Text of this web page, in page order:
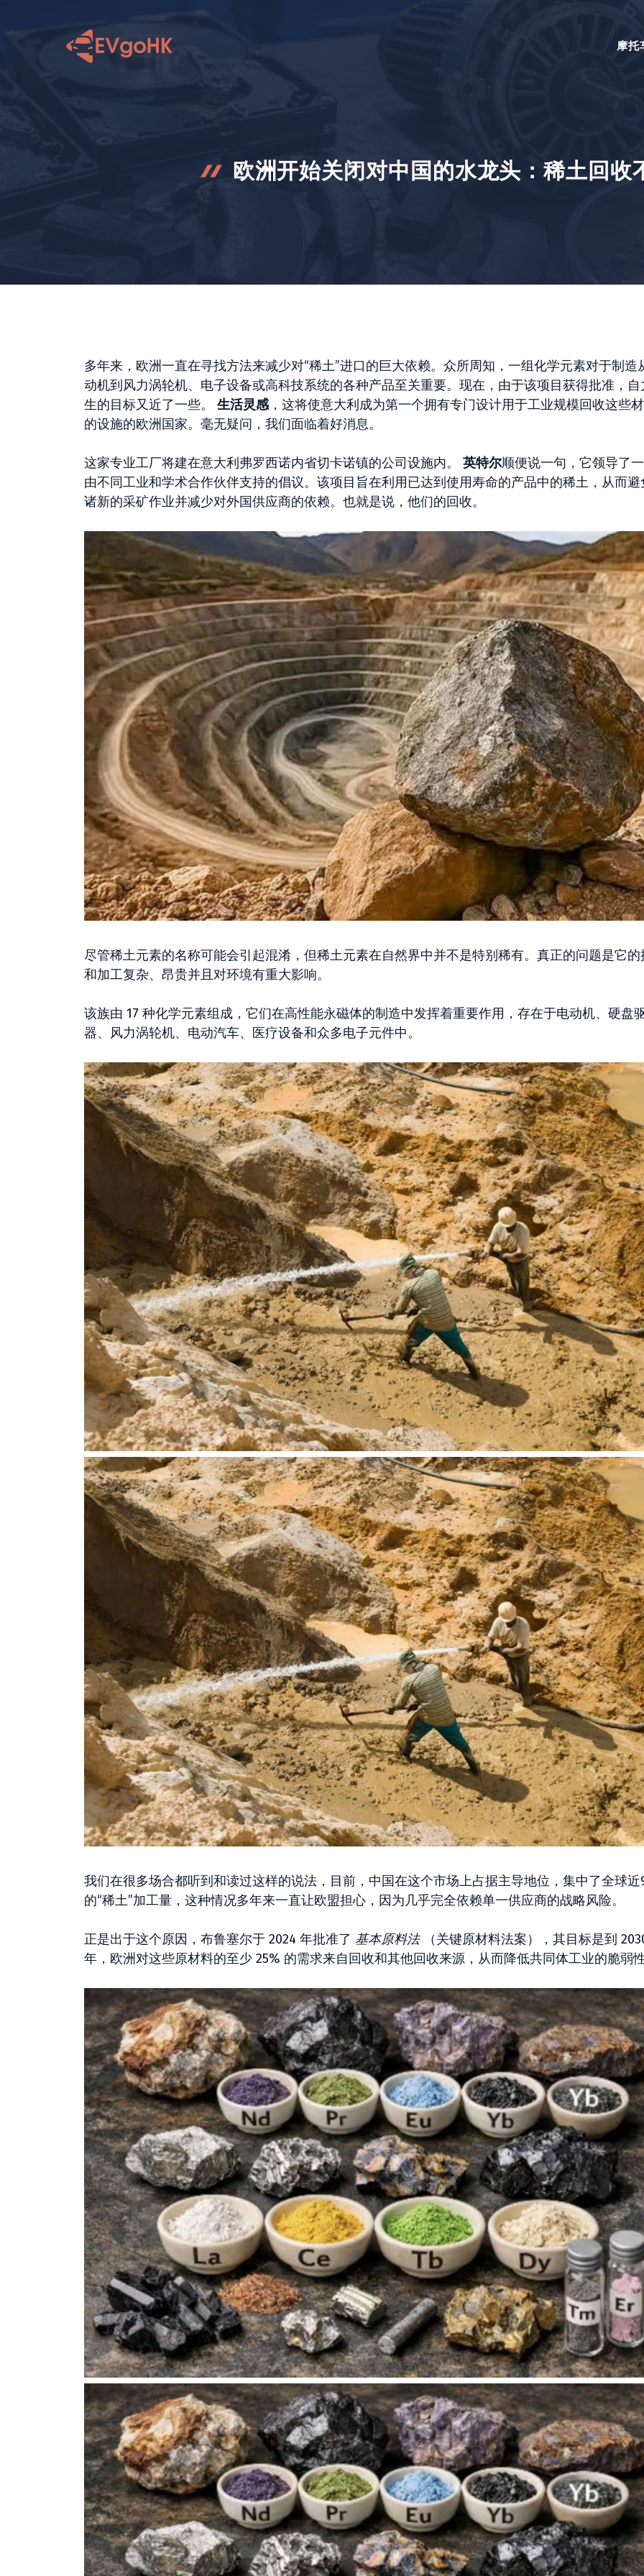
摩托
欧洲开始关闭对中国的水龙头：稀土回收
多年来，欧洲一直在寻找方法来减少对“稀土”进口的巨大依赖。众所周知，一组化学元素对于制造
动机到风力涡轮机、电子设备或高科技系统的各种产品至关重要。现在，由于该项目获得批准，自
生的目标又近了一些。 生活灵感，这将使意大利成为第一个拥有专门设计用于工业规模回收这些
的设施的欧洲国家。毫无疑问，我们面临着好消息。
这家专业工厂将建在意大利弗罗西诺内省切卡诺镇的公司设施内。 英特尔顺便说一句，它领导了
由不同工业和学术合作伙伴支持的倡议。该项目旨在利用已达到使用寿命的产品中的稀土，从而避
诸新的采矿作业并减少对外国供应商的依赖。也就是说，他们的回收。
尽管稀土元素的名称可能会引起混淆，但稀土元素在自然界中并不是特别稀有。真正的问题是它的
和加工复杂、昂贵并且对环境有重大影响。
该族由 17 种化学元素组成，它们在高性能永磁体的制造中发挥着重要作用，存在于电动机、硬盘
器、风力涡轮机、电动汽车、医疗设备和众多电子元件中。
我们在很多场合都听到和读过这样的说法，目前，中国在这个市场上占据主导地位，集中了全球近
的“稀土”加工量，这种情况多年来一直让欧盟担心，因为几乎完全依赖单一供应商的战略风险。
正是出于这个原因，布鲁塞尔于 2024 年批准了 基本原料法（关键原材料法案），其目标是到
年，欧洲对这些原材料的至少 25% 的需求来自回收和其他回收来源，从而降低共同体工业的脆弱